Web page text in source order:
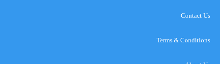
Contact Us
Terms & Conditions